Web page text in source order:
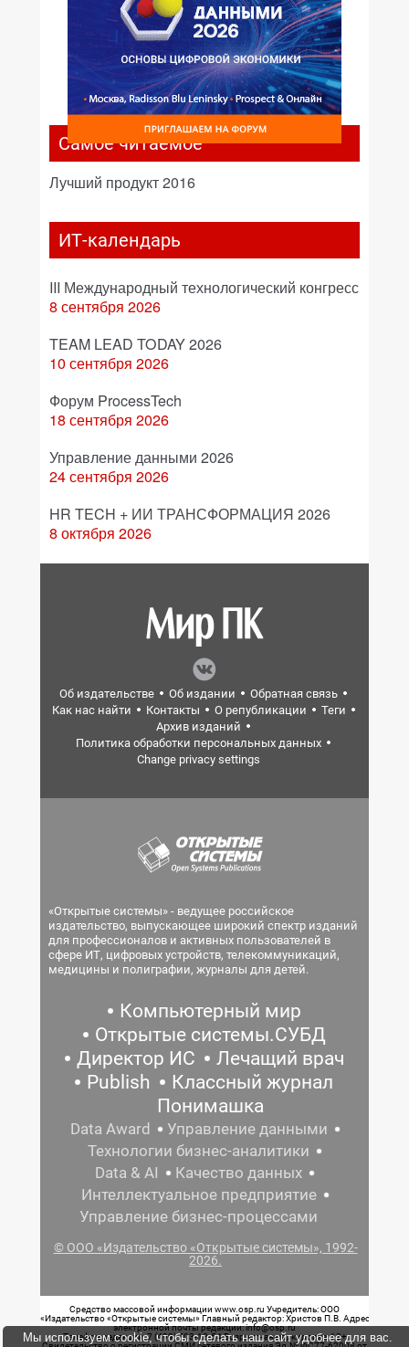
Самое читаемое
Лучший продукт 2016
ИТ-календарь
III Международный технологический конгресс
8 сентября 2026
TEAM LEAD TODAY 2026
10 сентября 2026
Форум ProcessTech
18 сентября 2026
Управление данными 2026
24 сентября 2026
HR TECH + ИИ ТРАНСФОРМАЦИЯ 2026
8 октября 2026
Об издательстве Об издании
Обратная связь
Как нас найти
Контакты О републикации
Теги
Архив изданий
Политика обработки персональных данных
Change privacy settings
«Открытые системы» - ведущее российское
издательство, выпускающее широкий спектр изданий
для профессионалов и активных пользователей в
сфере ИТ, цифровых устройств, телекоммуникаций,
медицины и полиграфии, журналы для детей.
Компьютерный мир
Открытые системы.СУБД
Директор ИС
Лечащий врач
Publish
Классный журнал
Понимашка
Data Award
Управление данными
Технологии бизнес-аналитики
Data & AI
Качество данных
Интеллектуальное предприятие
Управление бизнес-процессами
© ООО «Издательство «Открытые системы», 1992-
2026.
Средство массовой информации www.osp.ru Учредитель: ООО
«Издательство «Открытые системы» Главный редактор: Христов П.В. Адрес
электронной почты редакции: info@osp.ru
Телефон редакции: 7 (499) 703-18-54 Возрастная маркировка: 12+
Мы используем cookie, чтобы сделать наш сайт удобнее для вас.